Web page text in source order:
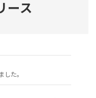
ース
た。